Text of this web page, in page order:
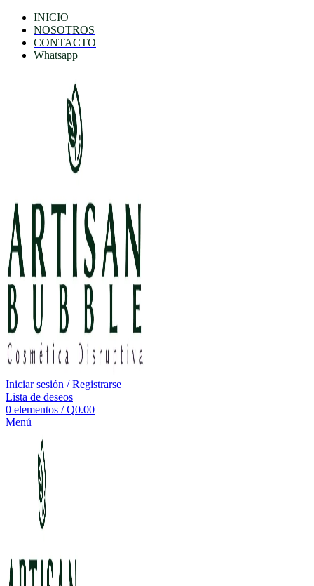
INICIO
NOSOTROS
CONTACTO
Whatsapp
Iniciar sesión / Registrarse
Lista de deseos
0 elementos / Q0.00
Menú